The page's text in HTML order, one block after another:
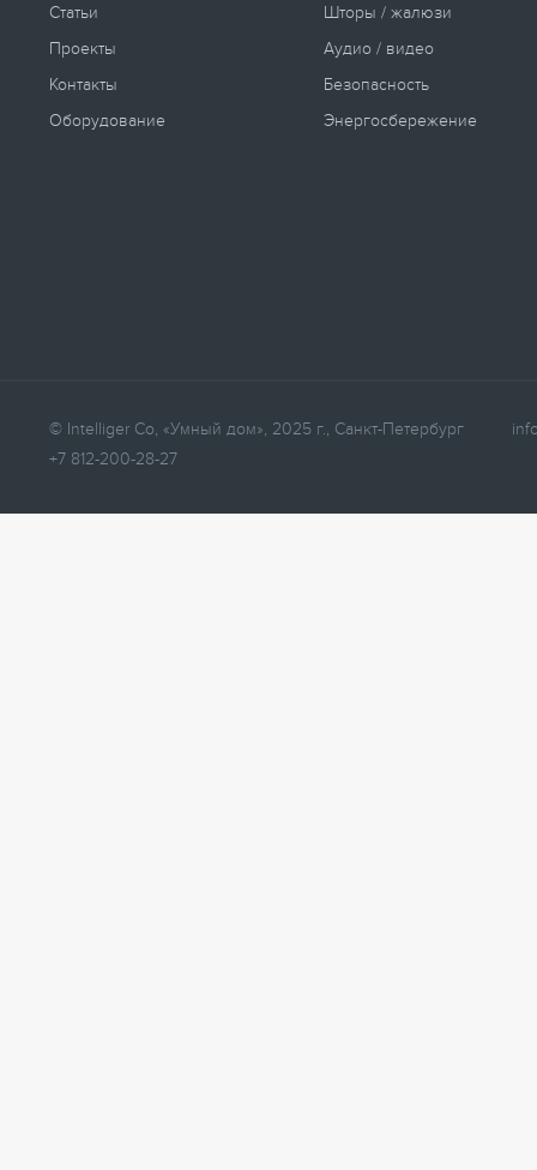
Статьи
Проекты
Контакты
Оборудование
Шторы / жалюзи
Аудио / видео
Безопасность
Энергосбережение
© Intelliger Co, «Умный дом», 2025 г., Санкт-Петербург
+7 812-200-28-27